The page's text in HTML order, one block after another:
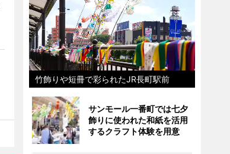
竹飾りや短冊で彩られたJR長町駅前
サンモール一番町では七夕
飾りに使われた和紙を活用
するクラフト体験を用意